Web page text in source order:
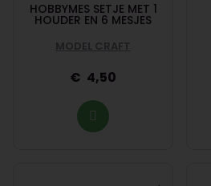
HOBBYMES SETJE MET 1
HOUDER EN 6 MESJES
MODEL CRAFT
4,50